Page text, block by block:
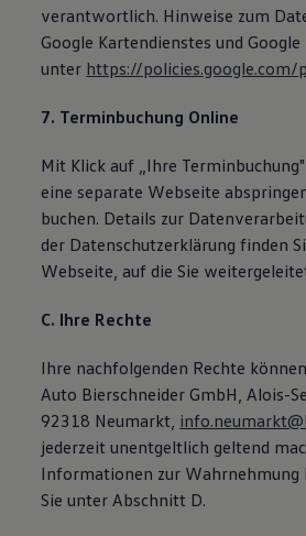
verantwortlich. Hinweise zum
Google Kartendienstes und
unter https://policies.google.com/
7. Terminbuchung Online
Mit Klick auf „Ihre
eine separate Webseite
buchen. Details zur
der Datenschutzerklärung finden
Webseite, auf die Sie
C. Ihre Rechte
Ihre nachfolgenden Rechte
Auto Bierschneider GmbH, Alois-
92318 Neumarkt,
jederzeit unentgeltlich geltend
Informationen zur Wahrnehmung
Sie unter Abschnitt D.